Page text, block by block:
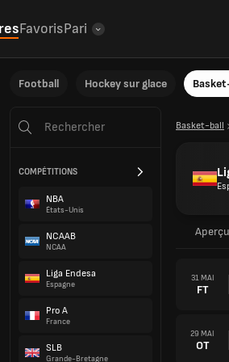
FavorisPari
Football Hockey sur glace
COMPÉTITIONS
NBA
États-Unis
NCAAB
NCAA
Liga Endesa
Espagne
Pro A
France
SLB
Grande-Bretagne
Basket-ball
Aperçu
31 MAI
FT
29 MAI
OT